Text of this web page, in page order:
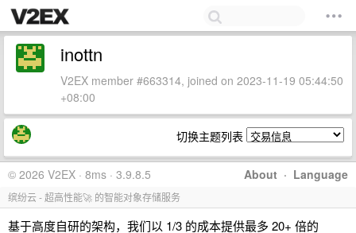
inottn
V2EX member #663314, joined on 2023-11-19 05:44:50
+08:00
切换主题列表
About · Language
© 2026 V2EX · 8ms · 3.9.8.5
缤纷云 - 超高性能🚀 的智能对象存储服务
基于高度自研的架构，我们以 1/3 的成本提供最多 20+ 倍的